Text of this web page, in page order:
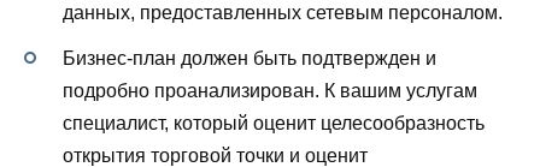
данных, предоставленных сетевым персоналом.
Бизнес-план должен быть подтвержден и
подробно проанализирован. К вашим услугам
специалист, который оценит целесообразность
открытия торговой точки и оценит